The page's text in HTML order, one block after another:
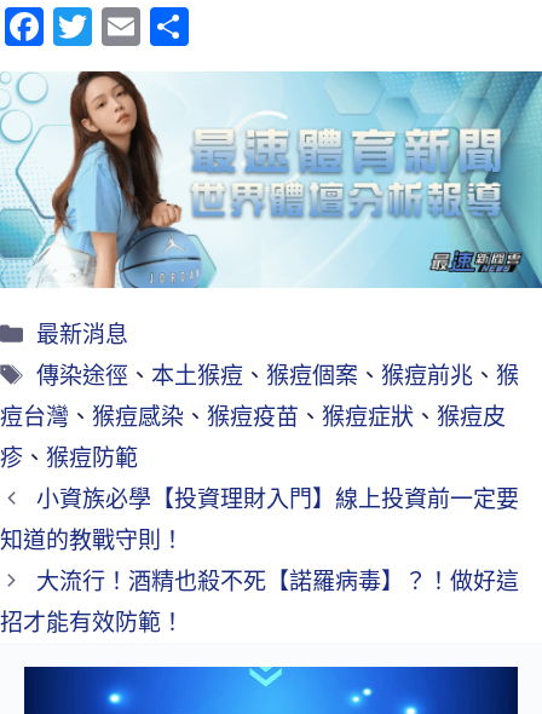
Fa
ce
b
o
o
k
T
wi
tt
er
E
m
ai
l
享
最新消息
傳染途徑 、 本土猴痘 、猴痘個案 、猴痘前兆 、猴
痘台灣 、 猴痘感染 、 猴痘疫苗 、 猴痘症狀 、 猴痘皮
疹 、 猴痘防範
小資族必學【投資理財入門】線上投資前一定要
知道的教戰守則！
大流行！酒精也殺不死【諾羅病毒】？！做好這
招才能有效防範！